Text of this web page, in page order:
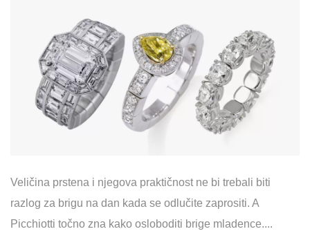
Veličina prstena i njegova praktičnost ne bi trebali biti
razlog za brigu na dan kada se odlučite zaprositi. A
Picchiotti točno zna kako osloboditi brige mladence....